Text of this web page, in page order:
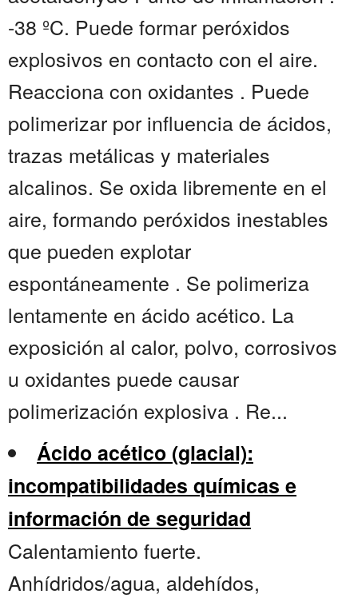
-38 ºC. Puede formar peróxidos
explosivos en contacto con el aire.
Reacciona con oxidantes . Puede
polimerizar por influencia de ácidos,
trazas metálicas y materiales
alcalinos. Se oxida libremente en el
aire, formando peróxidos inestables
que pueden explotar
espontáneamente . Se polimeriza
lentamente en ácido acético. La
exposición al calor, polvo, corrosivos
u oxidantes puede causar
polimerización explosiva . Re...
Ácido acético (glacial):
incompatibilidades químicas e
información de seguridad
Calentamiento fuerte.
Anhídridos/agua, aldehídos,